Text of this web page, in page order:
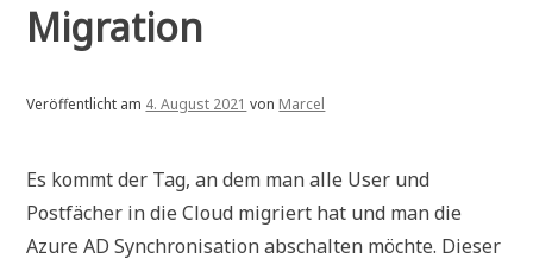
Migration
Veröffentlicht am 4. August 2021 von Marcel
Es kommt der Tag, an dem man alle User und
Postfächer in die Cloud migriert hat und man die
Azure AD Synchronisation abschalten möchte. Dieser